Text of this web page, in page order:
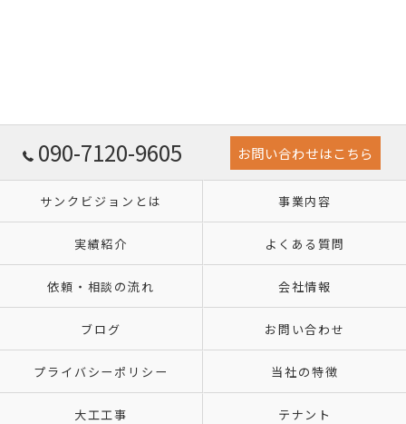
090-7120-9605 お問い合わせはこちら
サンクビジョンとは 事業内容
実績紹介 よくある質問
依頼・相談の流れ 会社情報
ブログ お問い合わせ
プライバシーポリシー 当社の特徴
大工工事 テナント